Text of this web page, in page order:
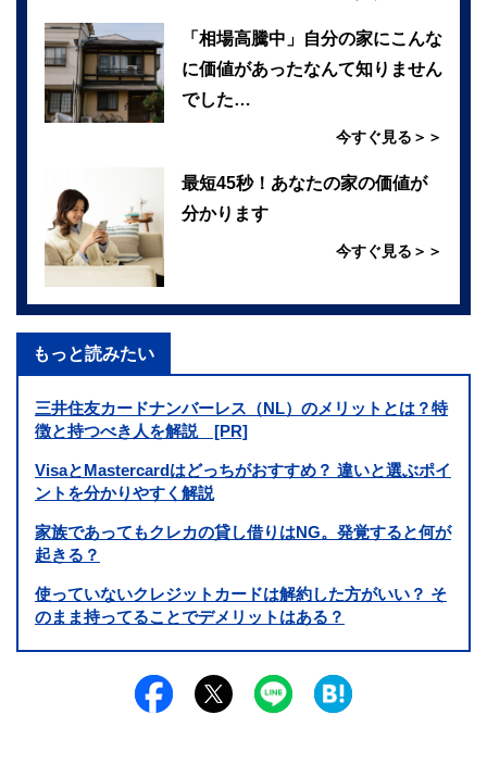
「相場高騰中」自分の家にこんな
に価値があったなんて知りません
でした…
今すぐ見る＞＞
最短45秒！あなたの家の価値が
分かります
今すぐ見る＞＞
もっと読みたい
三井住友カードナンバーレス（NL）のメリットとは？特
徴と持つべき人を解説 [PR]
VisaとMastercardはどっちがおすすめ？ 違いと選ぶポイ
ントを分かりやすく解説
家族であってもクレカの貸し借りはNG。発覚すると何が
起きる？
使っていないクレジットカードは解約した方がいい？ そ
のまま持ってることでデメリットはある？